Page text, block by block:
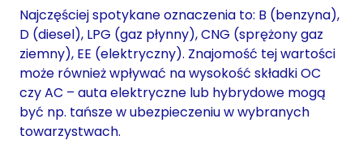
Najczęściej spotykane oznaczenia to: B (benzyna),
D (diesel), LPG (gaz płynny), CNG (sprężony gaz
ziemny), EE (elektryczny). Znajomość tej wartości
może również wpływać na wysokość składki OC
czy AC – auta elektryczne lub hybrydowe mogą
być np. tańsze w ubezpieczeniu w wybranych
towarzystwach.